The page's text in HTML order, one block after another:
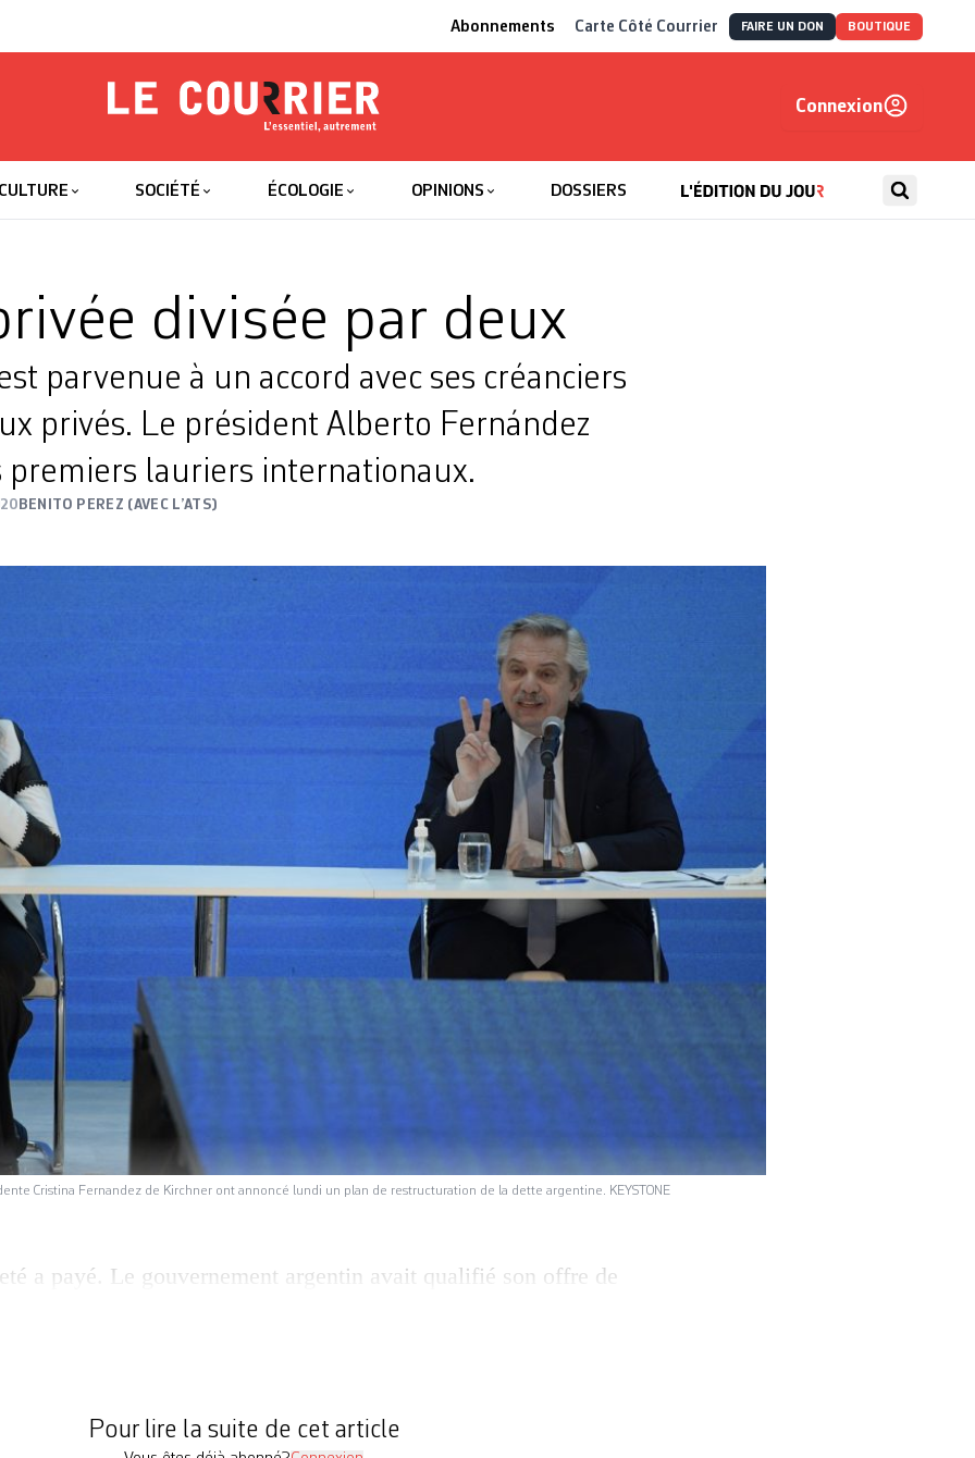
Abonnements Carte Côté Courrier FAIRE UN DON BOUTIQUE
Le Courrier
Connexion
CULTURE SOCIÉTÉ ÉCOLOGIE OPINIONS DOSSIERS
divisée par deux
parvenue à un accord avec ses créanciers
privés. Le président Alberto Fernández
premiers lauriers internationaux.
BENITO PEREZ (AVEC L’ATS)
Cristina Fernandez de Kirchner ont annoncé lundi un plan de restructuration de la dette argentine. KEYSTONE
a payé. Le gouvernement argentin avait qualifié son offre de
Pour lire la suite de cet article